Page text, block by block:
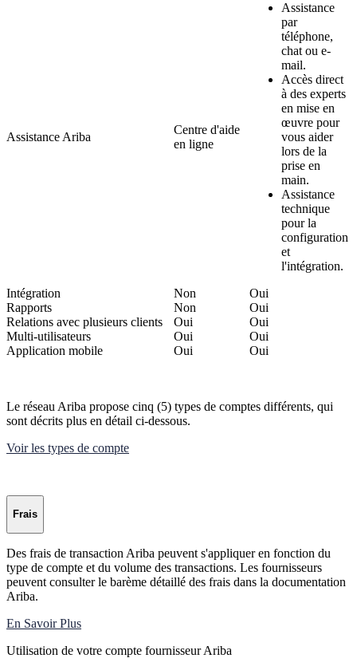
Assistance Ariba
Centre d'aide
en ligne
Assistance
par
téléphone,
chat ou e-
mail.
Accès direct
à des experts
en mise en
œuvre pour
vous aider
lors de la
prise en
main.
Assistance
technique
pour la
configuration
et
l'intégration.
Intégration
Non
Oui
Rapports
Non
Oui
Relations avec plusieurs clients
Oui
Oui
Multi-utilisateurs
Oui
Oui
Application mobile
Oui Oui
Le réseau Ariba propose cinq (5) types de comptes différents, qui
sont décrits plus en détail ci-dessous.
Voir les types de compte
Frais
Des frais de transaction Ariba peuvent s'appliquer en fonction du
type de compte et du volume des transactions. Les fournisseurs
peuvent consulter le barème détaillé des frais dans la documentation
Ariba.
En Savoir Plus
Utilisation de votre compte fournisseur Ariba